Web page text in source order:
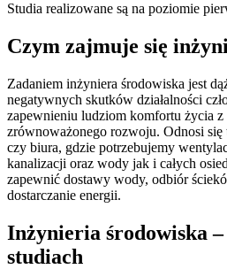
Studia realizowane są na poziomie
Czym zajmuje się
Zadaniem inżyniera środowiska jest
negatywnych skutków działalności
zapewnieniu ludziom komfortu życia z
zrównoważonego rozwoju. Odnosi się
czy biura, gdzie potrzebujemy
kanalizacji oraz wody jak i całych
zapewnić dostawy wody, odbiór
dostarczanie energii.
Inżynieria środowiska
studiach